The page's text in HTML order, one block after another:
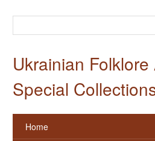
Ukrainian Folklore
Special
Home